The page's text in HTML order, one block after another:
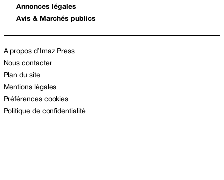
Annonces légales
Avis & Marchés publics
A propos d’Imaz Press
Nous contacter
Plan du site
Mentions légales
Préférences cookies
Politique de confidentialité